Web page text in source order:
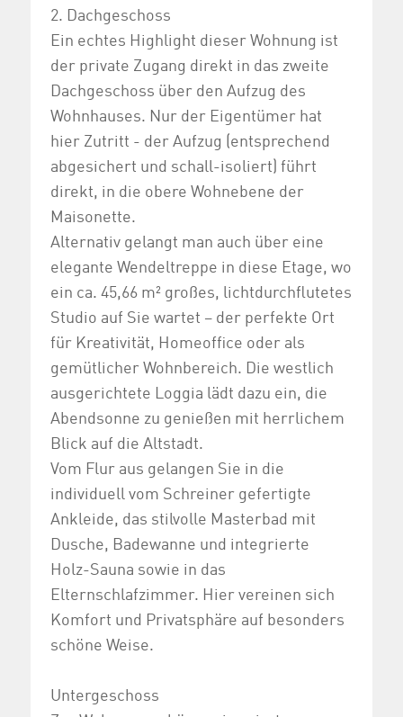
2. Dachgeschoss
Ein echtes Highlight dieser Wohnung ist
der private Zugang direkt in das zweite
Dachgeschoss über den Aufzug des
Wohnhauses. Nur der Eigentümer hat
hier Zutritt - der Aufzug (entsprechend
abgesichert und schall-isoliert) führt
direkt, in die obere Wohnebene der
Maisonette.
Alternativ gelangt man auch über eine
elegante Wendeltreppe in diese Etage, wo
ein ca. 45,66 m² großes, lichtdurchflutetes
Studio auf Sie wartet – der perfekte Ort
für Kreativität, Homeoffice oder als
gemütlicher Wohnbereich. Die westlich
ausgerichtete Loggia lädt dazu ein, die
Abendsonne zu genießen mit herrlichem
Blick auf die Altstadt.
Vom Flur aus gelangen Sie in die
individuell vom Schreiner gefertigte
Ankleide, das stilvolle Masterbad mit
Dusche, Badewanne und integrierte
Holz-Sauna sowie in das
Elternschlafzimmer. Hier vereinen sich
Komfort und Privatsphäre auf besonders
schöne Weise.
Untergeschoss